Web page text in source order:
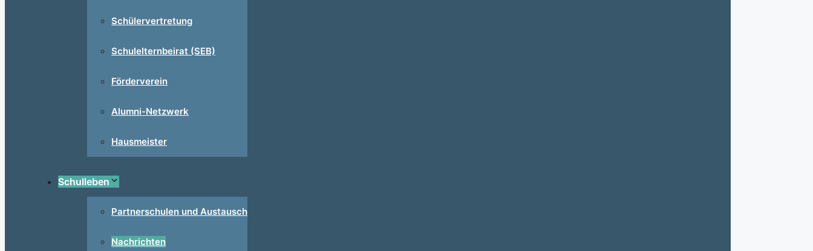
Schülervertretung
Schulelternbeirat (SEB)
Förderverein
Alumni-Netzwerk
Hausmeister
Schulleben
Partnerschulen und Austausch
Nachrichten